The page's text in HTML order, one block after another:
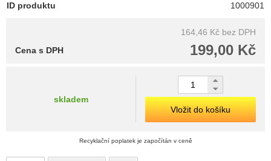
ID produktu 1000901
164,46 Kč bez DPH
199,00 Kč
Cena s DPH
skladem
Vložit do košíku
Recyklační poplatek je započítán v ceně